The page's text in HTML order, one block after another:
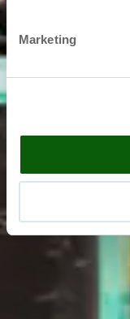
Marketing
444 20 Kungälv
Ich stimme zu,
zum Zweck der
Lesen Sie hier